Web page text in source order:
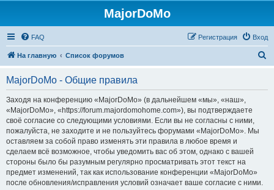
MajorDoMo
FAQ Вход
Регистрация
На главную Список форумов
MajorDoMo - Общие правила
Заходя на конференцию «MajorDoMo» (в дальнейшем «мы», «наш»,
«MajorDoMo», «https://forum.majordomohome.com»), вы подтверждаете
своё согласие со следующими условиями. Если вы не согласны с ними,
пожалуйста, не заходите и не пользуйтесь форумами «MajorDoMo». Мы
оставляем за собой право изменять эти правила в любое время и
сделаем всё возможное, чтобы уведомить вас об этом, однако с вашей
стороны было бы разумным регулярно просматривать этот текст на
предмет изменений, так как использование конференции «MajorDoMo»
после обновления/исправления условий означает ваше согласие с ними.